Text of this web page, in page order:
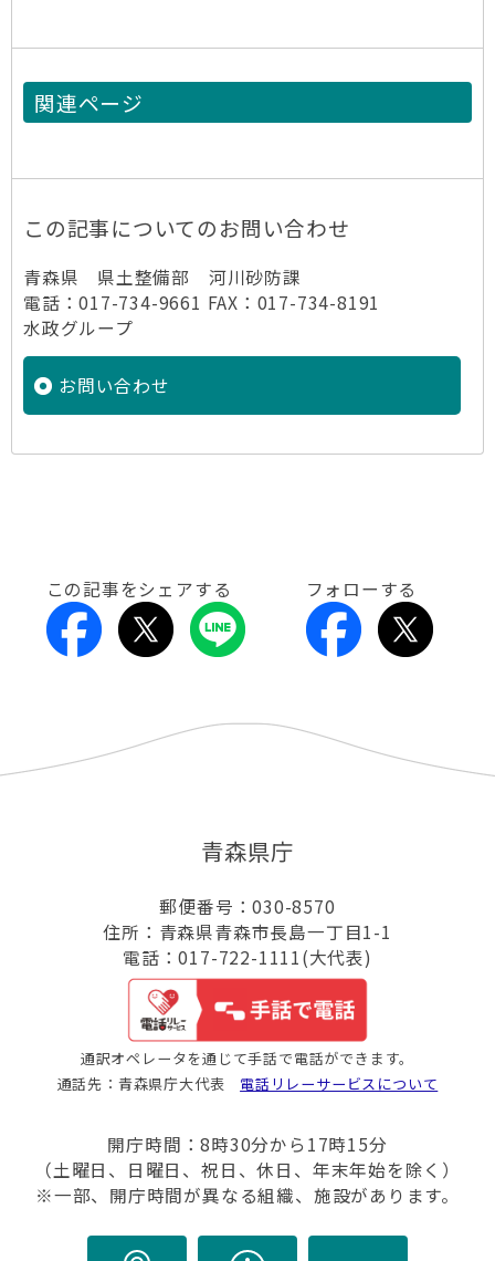
関連ページ
この記事についてのお問い合わせ
青森県 県土整備部 河川砂防課
電話：017-734-9661 FAX：017-734-8191
水政グループ
お問い合わせ
この記事をシェアする フォローする
青森県庁
郵便番号：030-8570
住所：青森県青森市長島一丁目1-1
電話：017-722-1111(大代表)
通訳オペレータを通じて手話で電話ができます。
通話先：青森県庁大代表 電話リレーサービスについて
開庁時間：8時30分から17時15分
（土曜日、日曜日、祝日、休日、年末年始を除く）
※一部、開庁時間が異なる組織、施設があります。